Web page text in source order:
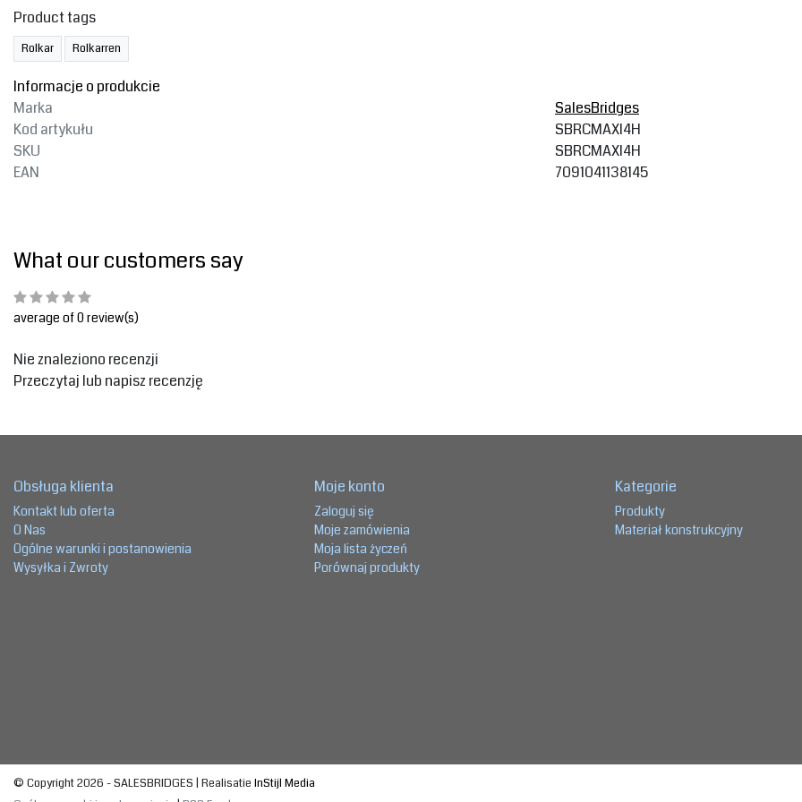
Product tags
Rolkar Rolkarren
Informacje o produkcie
Marka
SalesBridges
Kod artykułu
SBRCMAXI4H
SKU
SBRCMAXI4H
EAN
7091041138145
What our customers say
average of 0 review(s)
Nie znaleziono recenzji
Przeczytaj lub napisz recenzję
Obsługa klienta
Kontakt lub oferta
O Nas
Ogólne warunki i postanowienia
Wysyłka i Zwroty
Moje konto
Zaloguj się
Moje zamówienia
Moja lista życzeń
Porównaj produkty
Kategorie
Produkty
Materiał konstrukcyjny
© Copyright 2026 - SALESBRIDGES | Realisatie InStijl Media